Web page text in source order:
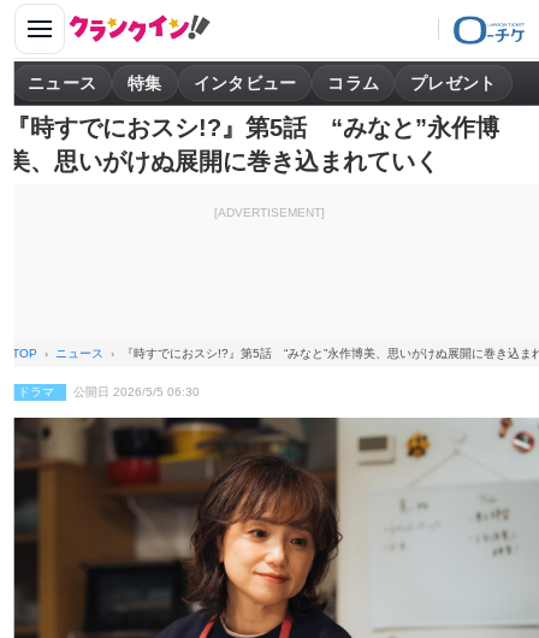
ニュース 特集 インタビュー コラム プレゼント
『時すでにおスシ!?』第5話 “みなと”永作博
美、思いがけぬ展開に巻き込まれていく
[ADVERTISEMENT]
TOP ニュース 『時すでにおスシ!?』第5話 “みなと”永作博美、思いがけぬ展開に巻き込ま
ドラマ 公開日 2026/5/5 06:30